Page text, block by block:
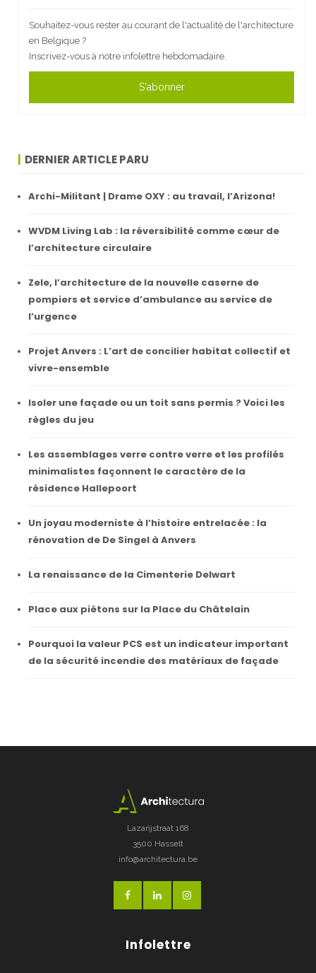
Souhaitez-vous rester au courant de l'actualité de l'architecture
en Belgique ?
Inscrivez-vous à notre infolettre hebdomadaire.
S'abonner
DERNIER ARTICLE PARU
Archi-Militant | Drame OXY : au travail, l’Arizona!
WVDM Living Lab : la réversibilité comme cœur de
l’architecture circulaire
Zele, l’architecture de la nouvelle caserne de
pompiers et service d’ambulance au service de
l’urgence
Projet Anvers : L’art de concilier habitat collectif et
vivre-ensemble
Isoler une façade ou un toit sans permis ? Voici les
règles du jeu
Les assemblages verre contre verre et les profilés
minimalistes façonnent le caractère de la
résidence Hallepoort
Un joyau moderniste à l’histoire entrelacée : la
rénovation de De Singel à Anvers
La renaissance de la Cimenterie Delwart
Place aux piétons sur la Place du Châtelain
Pourquoi la valeur PCS est un indicateur important
de la sécurité incendie des matériaux de façade
Lazarijstraat 168
3500 Hasselt
info@architectura.be
Infolettre